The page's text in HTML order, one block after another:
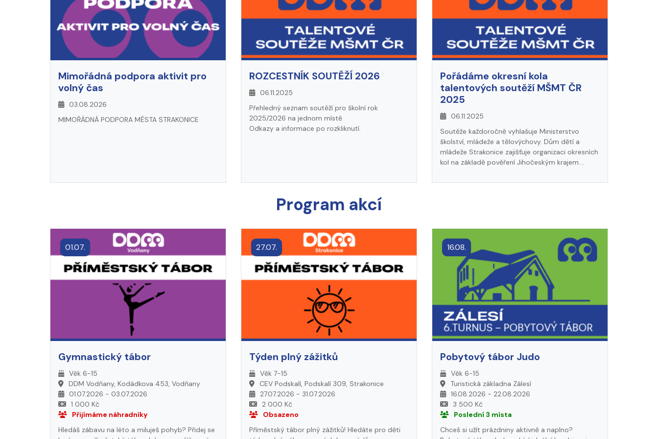
Mimořádná podpora aktivit pro
volný čas
03.08.2026
MIMOŘÁDNÁ PODPORA MĚSTA STRAKONICE
ROZCESTNÍK SOUTĚŽÍ 2026
06.11.2025
Přehledný seznam soutěží pro školní rok
2025/2026 na jednom místě
Odkazy a informace po rozkliknutí.
Pořádáme okresní kola
talentových soutěží MŠMT ČR
2025
06.11.2025
Soutěže každoročně vyhlašuje Ministerstvo
školství, mládeže a tělovýchovy. Dům dětí a
mládeže Strakonice zajišťuje organizaci okresních
kol na základě pověření Jihočeským krajem.
menu WEBU - Soutěže.
Program akcí
01.07.
Gymnastický tábor
Věk 6-15
DDM Vodňany, Kodádkova 453, Vodňany
01.07.2026 - 03.07.2026
1 000 Kč
Přijímáme náhradníky
Hledáš zábavu na léto a miluješ pohyb? Přidej se
27.07.
Týden plný zážitků
Věk 7-15
CEV Podskalí, Podskalí 309, Strakonice
27.07.2026 - 31.07.2026
2 000 Kč
Obsazeno
Příměstský tábor plný zážitků! Hledáte pro děti
16.08.
Pobytový tábor Judo
Věk 6-15
Turistická základna Zálesí
16.08.2026 - 22.08.2026
3 500 Kč
Poslední 3 místa
Chceš si užít prázdniny aktivně a naplno?